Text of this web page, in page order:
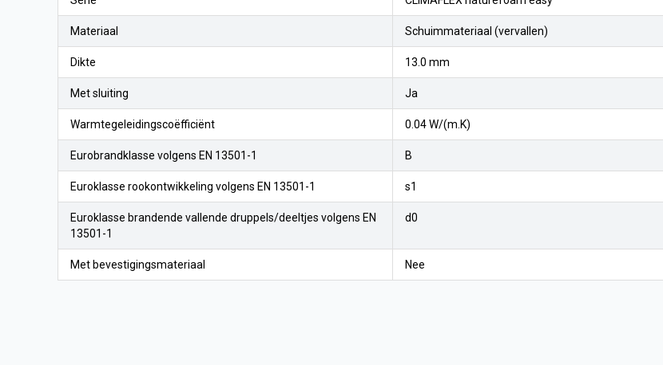
Materiaal Schuimmateriaal (vervallen)
Dikte 13.0 mm
Met sluiting Ja
Warmtegeleidingscoëfficiënt 0.04 W/(m.K)
Eurobrandklasse volgens EN 13501-1 B
Euroklasse rookontwikkeling volgens EN 13501-1 s1
Euroklasse brandende vallende druppels/deeltjes volgens EN
13501-1
d0
Met bevestigingsmateriaal Nee